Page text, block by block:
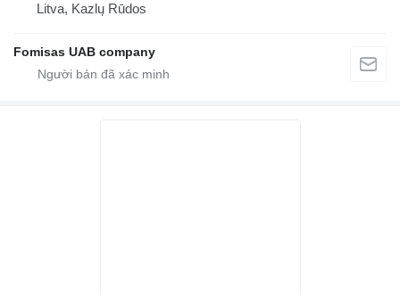
Litva, Kazlų Rūdos
Fomisas UAB company